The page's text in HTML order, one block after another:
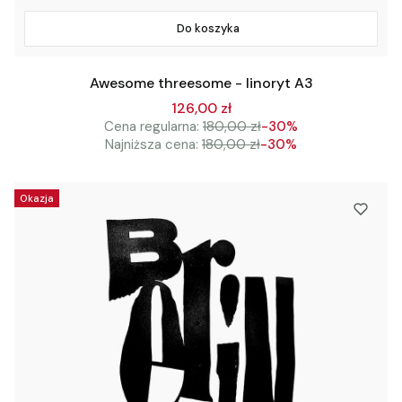
Do koszyka
Awesome threesome - linoryt A3
126,00 zł
Cena regularna: 180,00 zł-30%
Najniższa cena: 180,00 zł-30%
Okazja